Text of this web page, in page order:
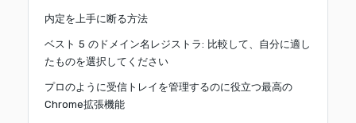
内定を上手に断る方法
ベスト 5 のドメイン名レジストラ: 比較して、自分に適し
たものを選択してください
プロのように受信トレイを管理するのに役立つ最高の
Chrome拡張機能